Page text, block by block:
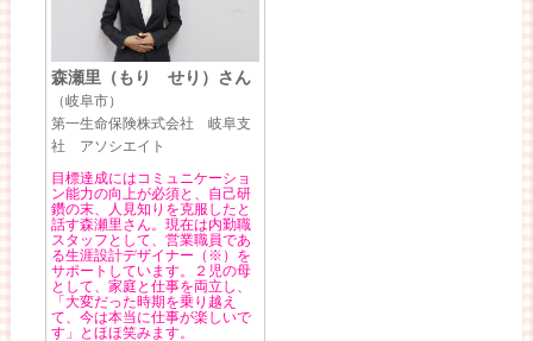
森瀬里（もり せり）さん
（岐阜市）
第一生命保険株式会社 岐阜支
社 アソシエイト
目標達成にはコミュニケーショ
ン能力の向上が必須と、自己研
鑽の末、人見知りを克服したと
話す森瀬里さん。現在は内勤職
スタッフとして、営業職員であ
る生涯設計デザイナー（※）を
サポートしています。２児の母
として、家庭と仕事を両立し、
「大変だった時期を乗り越え
て、今は本当に仕事が楽しいで
す」とほほ笑みます。